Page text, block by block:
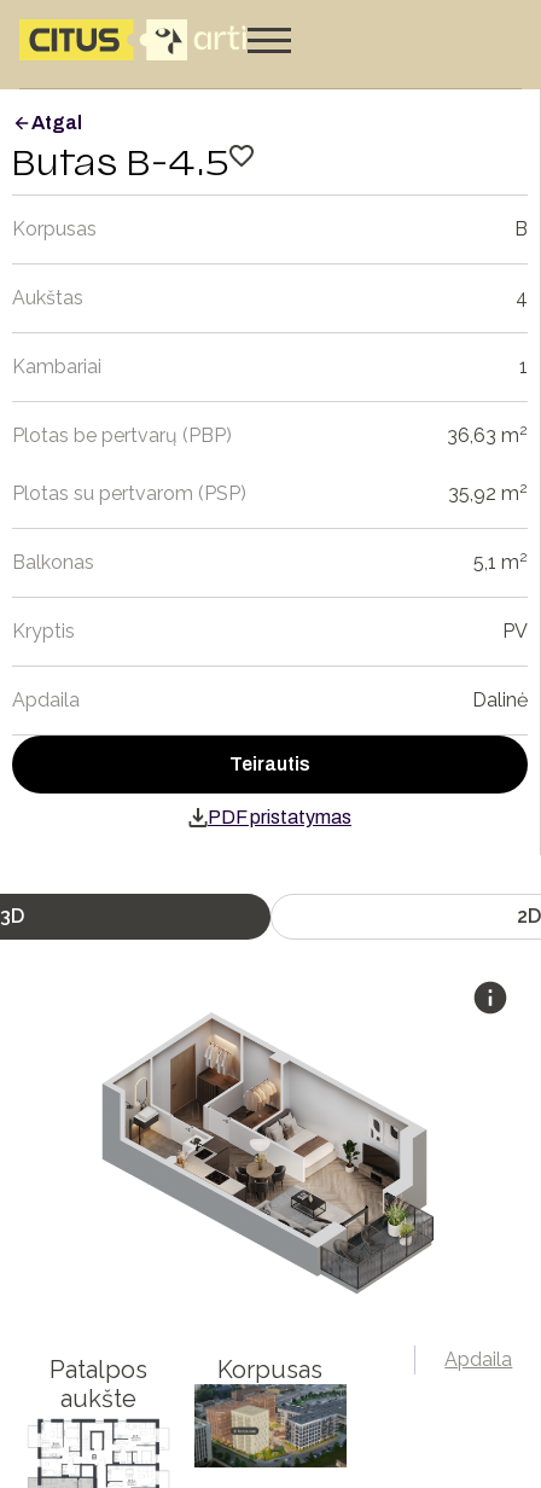
Atgal
Butas B-4.5
Korpusas B
Aukštas 4
Kambariai 1
Plotas be pertvarų (PBP) 36,63 m2
Plotas su pertvarom (PSP) 35,92 m2
Balkonas 5,1 m2
Kryptis PV
Apdaila Dalinė
Teirautis
PDF pristatymas
3D 2D
Patalpos
aukšte
Korpusas Apdaila